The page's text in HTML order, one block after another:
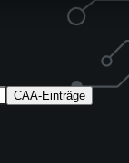
CAA-Einträge